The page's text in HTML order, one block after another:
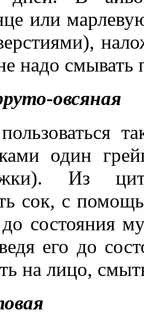
или
надо смывать
овсяная
один
Из
сок, с
состояния
его до
на лицо,